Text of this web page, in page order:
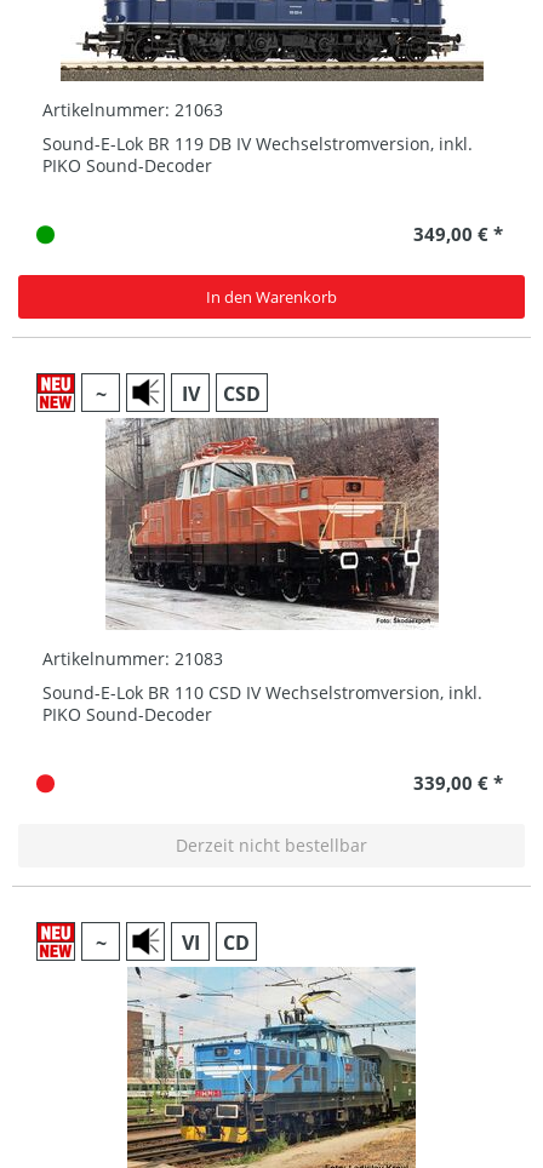
Artikelnummer: 21063
Sound-E-Lok BR 119 DB IV Wechselstromversion, inkl.
PIKO Sound-Decoder
349,00 € *
In den Warenkorb
~ IV CSD
Artikelnummer: 21083
Sound-E-Lok BR 110 CSD IV Wechselstromversion, inkl.
PIKO Sound-Decoder
339,00 € *
Derzeit nicht bestellbar
~ VI CD